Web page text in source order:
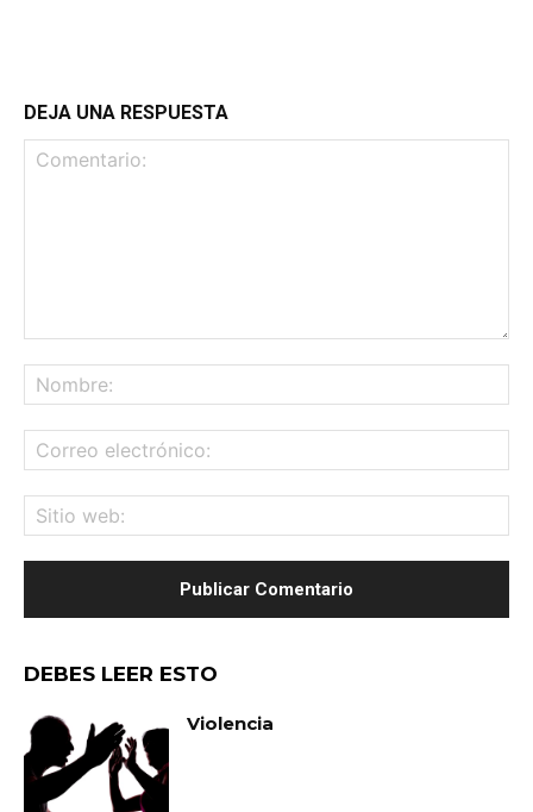
DEJA UNA RESPUESTA
DEBES LEER ESTO
Violencia